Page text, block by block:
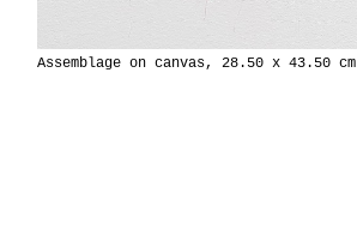
Assemblage on canvas, 28.50 x 43.50 cm